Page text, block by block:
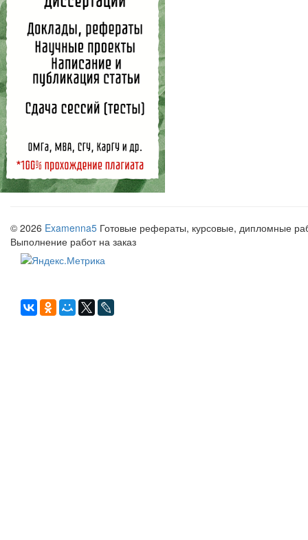
© 2026 Examenna5 Готовые рефераты, курсовые, дипломные
Выполнение работ на заказ